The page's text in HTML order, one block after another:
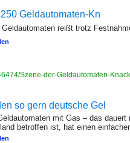
Geldautomaten-Kn
reißt trotz
Szene-der-Geldautomaten-
so gern deutsche Gel
mit Gas – das
betroffen ist, hat einen